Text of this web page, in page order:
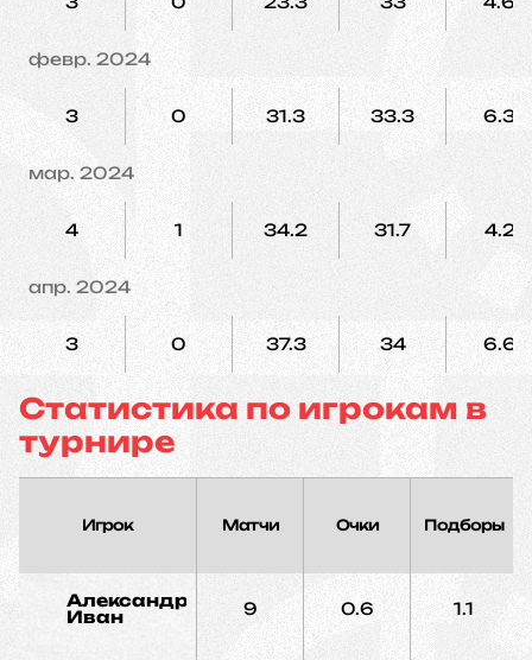
февр. 2024
3 0 31.3 33.3 6.3
мар. 2024
4 1 34.2 31.7 4.2
апр. 2024
3 0 37.3 34 6.6
Статистика по игрокам в
турнире
Игрок Матчи Очки Подборы
Александров
Иван
9 0.6 1.1